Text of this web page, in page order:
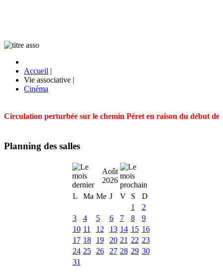
Accueil |
Vie associative |
Cinéma
Circulation perturbée sur le chemin Péret en raison du début
Planning des salles
Août
2026
L
Ma Me J V S
D
1
2
3
4 5 6 7 8
9
10 11 12 13 14 15 16
17 18 19 20 21 22 23
24 25 26 27 28 29 30
31